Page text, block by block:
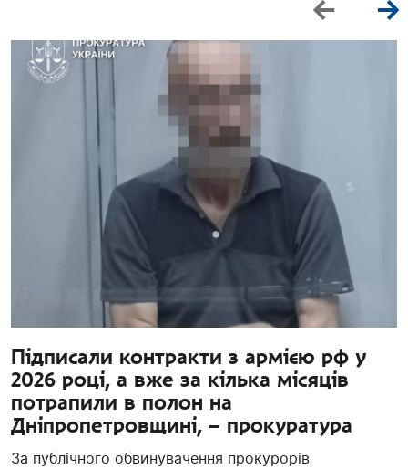
Підписали контракти з армією рф у
2026 році, а вже за кілька місяців
потрапили в полон на
Дніпропетровщині, – прокуратура
За публічного обвинувачення прокурорів